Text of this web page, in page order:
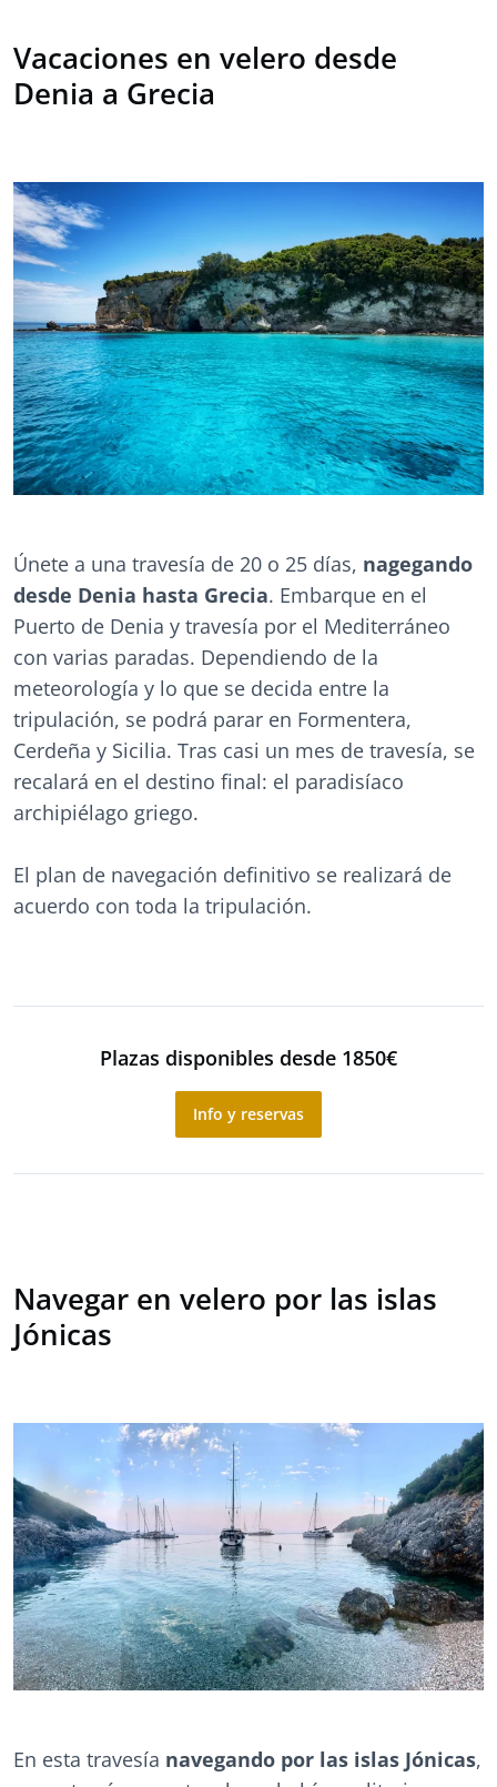
Vacaciones en velero desde
Denia a Grecia
Únete a una travesía de 20 o 25 días, nagegando
desde Denia hasta Grecia. Embarque en el
Puerto de Denia y travesía por el Mediterráneo
con varias paradas. Dependiendo de la
meteorología y lo que se decida entre la
tripulación, se podrá parar en Formentera,
Cerdeña y Sicilia. Tras casi un mes de travesía, se
recalará en el destino final: el paradisíaco
archipiélago griego.
El plan de navegación definitivo se realizará de
acuerdo con toda la tripulación.
Plazas disponibles desde 1850€
Info y reservas
Navegar en velero por las islas
Jónicas
En esta travesía navegando por las islas Jónicas,